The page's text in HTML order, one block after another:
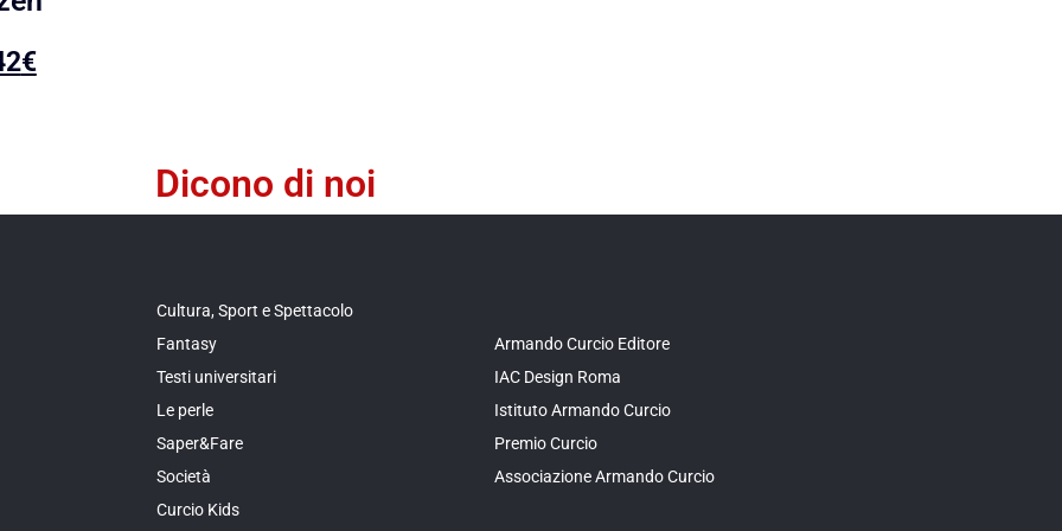
€
Dicono di noi
Cultura, Sport e Spettacolo
Fantasy
Testi universitari
Le perle
Saper&Fare
Società
Curcio Kids
Armando Curcio Editore
IAC Design Roma
Istituto Armando Curcio
Premio Curcio
Associazione Armando Curcio